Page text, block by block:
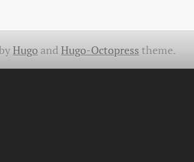
HugoandHugo-Octopress theme.